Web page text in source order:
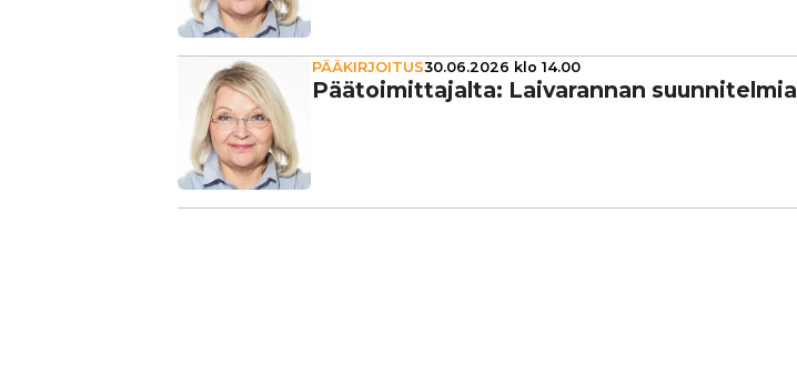
PÄÄKIRJOITUS30.06.2026 klo 14.00
Pää­toi­mit­ta­jalta: Lai­va­ran­nan suun­ni­tel­mia